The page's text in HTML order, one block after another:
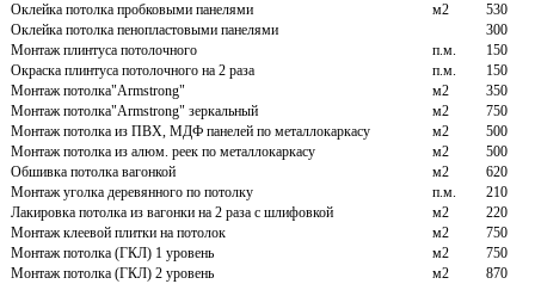
Оклейка потолка пробковыми панелями
м2
530
Оклейка потолка пенопластовыми панелями
300
Монтаж плинтуса потолочного
п.м.
150
Окраска плинтуса потолочного на 2 раза
п.м.
150
Монтаж потолка"Armstrong"
м2
350
Монтаж потолка"Armstrong" зеркальный
м2
750
Монтаж потолка из ПВХ, МДФ панелей по металлокаркасу
м2
500
Монтаж потолка из алюм. реек по металлокаркасу
м2
500
Обшивка потолка вагонкой
м2
620
Монтаж уголка деревянного по потолку
п.м.
210
Лакировка потолка из вагонки на 2 раза с шлифовкой
м2
220
Монтаж клеевой плитки на потолок
м2
750
Монтаж потолка (ГКЛ) 1 уровень
м2
750
Монтаж потолка (ГКЛ) 2 уровень
м2
870